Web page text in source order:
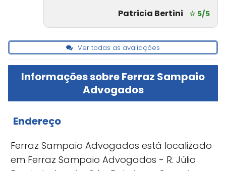
Patricia Bertini
☆ 5/5
Ver todas as avaliações
Informações sobre Ferraz Sampaio
Advogados
Endereço
Ferraz Sampaio Advogados está localizado
em Ferraz Sampaio Advogados - R. Júlio